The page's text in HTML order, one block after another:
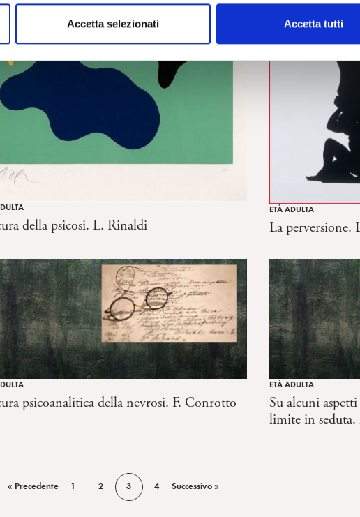
Accetta selezionati Accetta tutti
della psicosi. L. Rinaldi
ETÀ ADULTA
La perversione.
psicoanalitica della nevrosi. F. Conrotto
ETÀ ADULTA
Su alcuni
limite in seduta.
« Precedente 1 2 3 4 Successivo »